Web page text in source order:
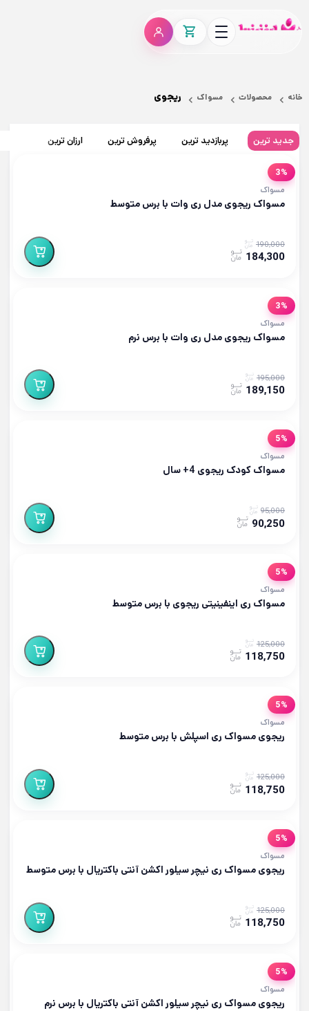
خانه محصولات مسواک ریجوی
جدید ترین پربازدید ترین پرفروش ترین ارزان ترین
3%
مسواک
مسواک ریجوی مدل ری وات با برس متوسط
190,000
184,300
3%
مسواک
مسواک ریجوی مدل ری وات با برس نرم
195,000
189,150
5%
مسواک
مسواک کودک ریجوی 4+ سال
95,000
90,250
5%
مسواک
مسواک ری اینفینیتی ریجوی با برس متوسط
125,000
118,750
5%
مسواک
ریجوی مسواک ری اسپلش با برس متوسط
125,000
118,750
5%
مسواک
ریجوی مسواک ری نیچر سیلور اکشن آنتی باکتریال با برس متوسط
125,000
118,750
5%
مسواک
ریجوی مسواک ری نیچر سیلور اکشن آنتی باکتریال با برس نرم